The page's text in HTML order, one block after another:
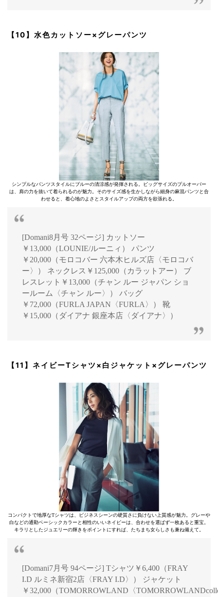
【10】水色カットソー×グレーパンツ
シンプルなパンツスタイルにブルーの清涼感が発揮される。ビッグサイズのプルオーバー
は、肩の力を抜いて着られるのが魅力。そのサイズ感を生かしながら細身の麻混パンツと合
わせると、着心地のよさとスタイルアップの両方を欲張れる。
[Domani8月号 32ページ] カットソー
￥13,000（LOUNIE/ルーニィ） パンツ
￥20,000（モロコバー 六本木ヒルズ店〈モロコバ
ー〉） ネックレス￥125,000（カラットアー） ブ
レスレット￥13,000（チャン ルー ジャパン ショ
ールーム〈チャン ルー〉） バッグ
￥72,000（FURLA JAPAN〈FURLA〉） 靴
￥15,000（ダイアナ 銀座本店〈ダイアナ〉）
【11】ネイビーTシャツ×白ジャケット×グレーパンツ
コンパクトで地厚なTシャツは、ビジネスシーンの硬質さに負けない上質感が魅力。グレーや
白などの通勤ベーシックカラーと相性のいいネイビーは、合わせを選ばず一枚あると重宝。
キラリとしたジュエリーの輝きをポイントにすれば、たちまち女らしさも兼ね備えて。
[Domani7月号 94ページ] Tシャツ￥6,400（FRAY
I.D ルミネ新宿2店〈FRAY I.D〉） ジャケット
￥32,000（TOMORROWLAND〈